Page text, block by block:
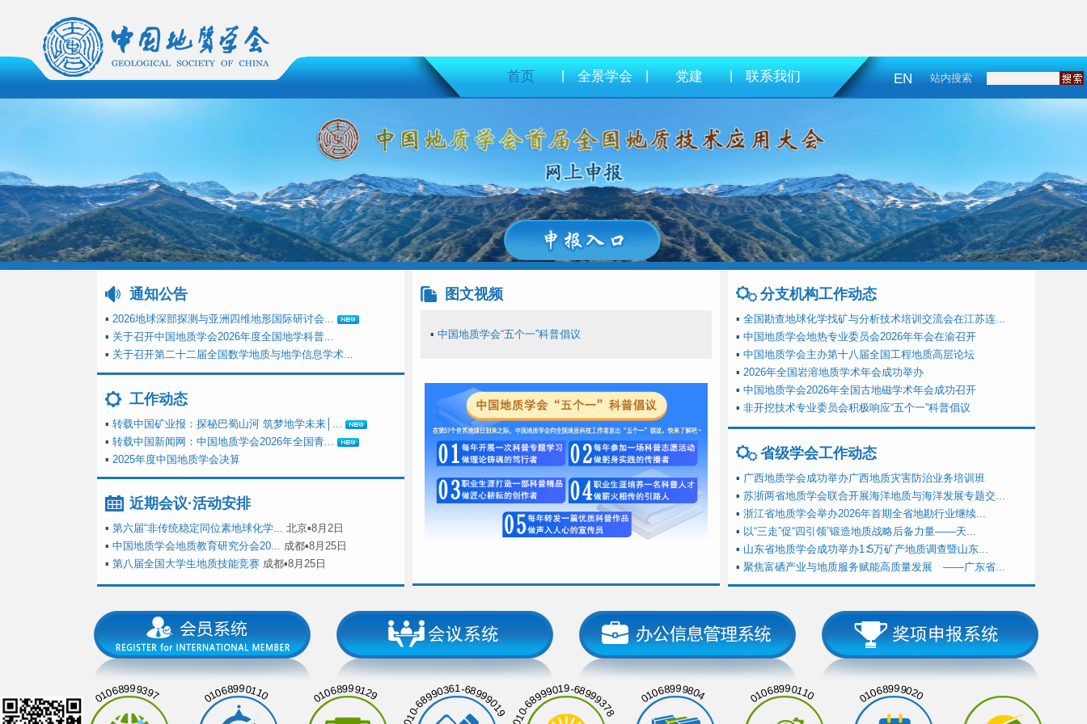
首页 | 全景学会 | 党建 | 联系我们 EN 站内搜索
通知公告
▪ 2026地球深部探测与亚洲四维地形国际研讨会...
▪ 关于召开中国地质学会2026年度全国地学科普...
▪ 关于召开第二十二届全国数学地质与地学信息学术...
工作动态
▪ 转载中国矿业报：探秘巴蜀山河 筑梦地学未来│...
▪ 转载中国新闻网：中国地质学会2026年全国青...
▪ 2025年度中国地质学会决算
近期会议·活动安排
▪ 第六届“非传统稳定同位素地球化学... 北京▪8月2日
▪ 中国地质学会地质教育研究分会20... 成都▪8月25日
▪ 第八届全国大学生地质技能竞赛 成都▪8月25日
图文视频
▪ 中国地质学会“五个一”科普倡议
分支机构工作动态
▪ 全国勘查地球化学找矿与分析技术培训交流会在江苏连...
▪ 中国地质学会地热专业委员会2026年年会在渝召开
▪ 中国地质学会主办第十八届全国工程地质高层论坛
▪ 2026年全国岩溶地质学术年会成功举办
▪ 中国地质学会2026年全国古地磁学术年会成功召开
▪ 非开挖技术专业委员会积极响应“五个一”科普倡议
省级学会工作动态
▪ 广西地质学会成功举办广西地质灾害防治业务培训班
▪ 苏浙两省地质学会联合开展海洋地质与海洋发展专题交...
▪ 浙江省地质学会举办2026年首期全省地勘行业继续...
▪ 以“三走”促“四引领”锻造地质战略后备力量——天...
▪ 山东省地质学会成功举办1∶5万矿产地质调查暨山东...
▪ 聚焦富硒产业与地质服务赋能高质量发展 ——广东省...
01068999397 01068990110 01068999129 010-68990361-68999019 010-68999019-68999378 01068999804 01068990110 01068999020